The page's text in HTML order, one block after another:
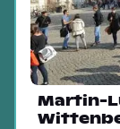
Martin-